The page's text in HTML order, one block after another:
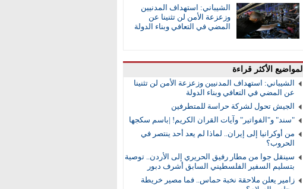
الشيباني: استهداف المدنيين
وزعزعة الأمن لن تثنينا عن
المضي في التعافي وبناء الدولة
المواضيع الأكثر قراءة
الشيباني: استهداف المدنيين وزعزعة الأمن لن تثنينا
عن المضي في التعافي وبناء الدولة
الجيش تحول لشركة حراسة للمتطرفين
"سند" و"الفواتير" وآيات القران الكريم! |باسم سكجها
من أوكرانيا إلى إيران.. لماذا لم يعد أحد ينتصر في
الحروب؟
سينقل جوا من مطار رفيق الحريري إلى الأردن.. توصية
بتسليم السفير الفلسطيني السابق أشرف دبور
زامير يعلن ملاحقة نخبة حماس.. فما مصير خريطة